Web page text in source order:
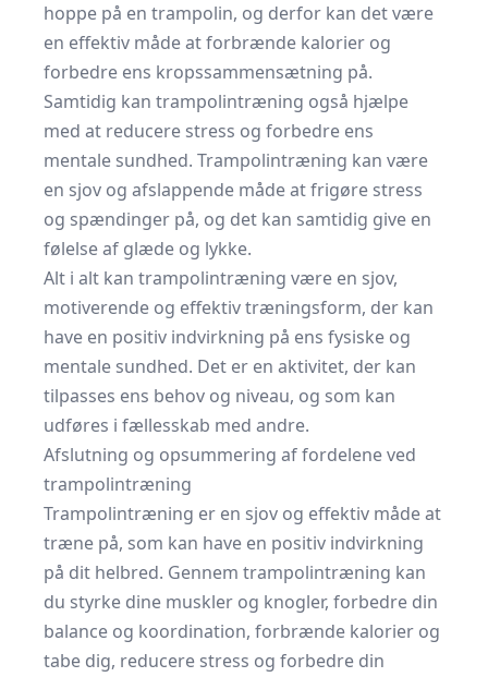
hoppe på en trampolin, og derfor kan det være
en effektiv måde at forbrænde kalorier og
forbedre ens kropssammensætning på.
Samtidig kan trampolintræning også hjælpe
med at reducere stress og forbedre ens
mentale sundhed. Trampolintræning kan være
en sjov og afslappende måde at frigøre stress
og spændinger på, og det kan samtidig give en
følelse af glæde og lykke.
Alt i alt kan trampolintræning være en sjov,
motiverende og effektiv træningsform, der kan
have en positiv indvirkning på ens fysiske og
mentale sundhed. Det er en aktivitet, der kan
tilpasses ens behov og niveau, og som kan
udføres i fællesskab med andre.
Afslutning og opsummering af fordelene ved
trampolintræning
Trampolintræning er en sjov og effektiv måde at
træne på, som kan have en positiv indvirkning
på dit helbred. Gennem trampolintræning kan
du styrke dine muskler og knogler, forbedre din
balance og koordination, forbrænde kalorier og
tabe dig, reducere stress og forbedre din